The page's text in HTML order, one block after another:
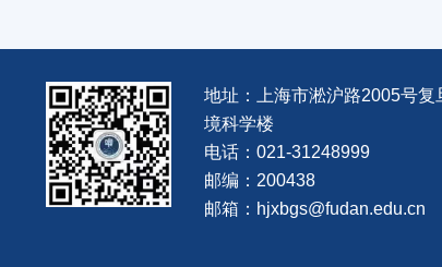
地址：上海市淞沪路2005号复
境科学楼
电话：021-31248999
邮编：200438
邮箱：hjxbgs@fudan.edu.cn